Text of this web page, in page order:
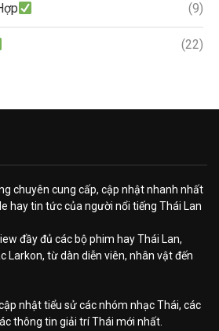
(9)
(22)
chuyên cung cấp, cập nhật nhanh nhất
hay tin tức của người nổi tiếng Thái Lan
đầy đủ các bộ phim hay Thái Lan,
Larkon, từ dàn diễn viên, nhân vật đến
nhật tiểu sử các nhóm nhạc Thái, các
thông tin giải trí Thái mới nhất.